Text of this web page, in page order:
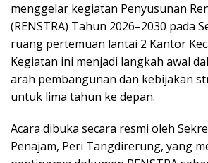
menggelar kegiatan Penyusunan
(RENSTRA) Tahun 2026–2030 pada
ruang pertemuan lantai 2 Kantor
Kegiatan ini menjadi langkah awal
arah pembangunan dan kebijakan
untuk lima tahun ke depan.
Acara dibuka secara resmi oleh
Penajam, Peri Tangdirerung, yang